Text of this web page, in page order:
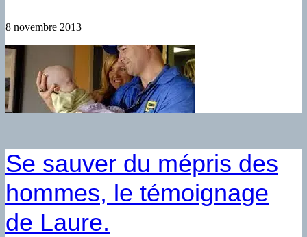
8 novembre 2013
Se sauver du mépris des
hommes, le témoignage
de Laure.